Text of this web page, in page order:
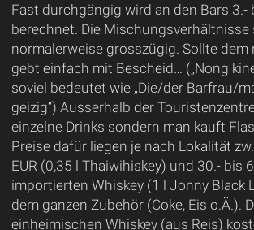
Fast durchgängig wird an den Bars 3.-
berechnet. Die Mischungsverhältnisse
normalerweise grosszügig. Sollte dem
gebt einfach mit Bescheid… („Nong
soviel bedeutet wie „Die/der Barfrau/
geizig“) Ausserhalb der
einzelne Drinks sondern man kauft
Preise dafür liegen je nach Lokalität
EUR (0,35 l Thaiwihiskey) und 30.- bis
importierten Whiskey (1 l Jonny Black
dem ganzen Zubehör (Coke, Eis o.Ä.).
einheimischen Whiskey (aus Reis)